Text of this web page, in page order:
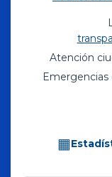
Atención
Emergencias
▦